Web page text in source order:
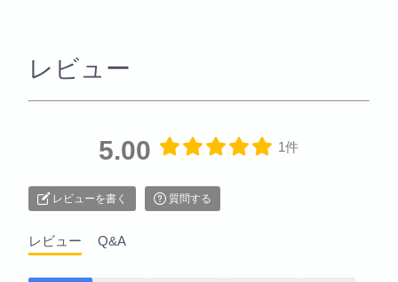
レビュー
5.00 1件
レビューを書く 質問する
レビュー Q&A